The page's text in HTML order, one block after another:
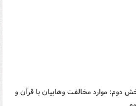
دوم: موارد مخالفت وهابیان با قرآن و